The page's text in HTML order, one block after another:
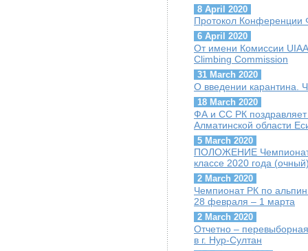
8 April 2020
Протокол
6 April 2020
От имени Комиссии
Climbing Commission
31 March 2020
О введении карантина.
18 March 2020
ФА и СС РК поздравляет
Алматинской области
5 March 2020
ПОЛОЖЕНИЕ Чемпионат
классе 2020 года
2 March 2020
Чемпионат РК по
28 февраля – 1 марта
2 March 2020
Отчетно –
в г. Нур-Султан